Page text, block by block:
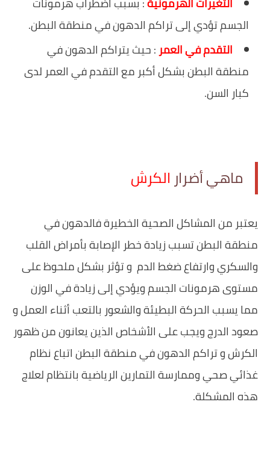
الجسم تؤدي إلى تراكم الدهون في منطقة البطن.
التقدم في العمر: حيث يتراكم الدهون في
منطقة البطن بشكل أكبر مع التقدم في العمر لدى
كبار السن.
ماهي أضرارالكرش
يعتبر من المشاكل الصحية الخطيرة فالدهون في
منطقة البطن تسبب زيادة خطر الإصابة بأمراض القلب
والسكري وارتفاع ضغط الدم و تؤثر بشكل ملحوظ على
مستوى هرمونات الجسم ويؤدي إلى زيادة في الوزن
مما يسبب الحركة البطيئة والشعور بالتعب أثناء العمل و
صعود الدرج ويجب على الأشخاص الذين يعانون من ظهور
الكرش و تراكم الدهون في منطقة البطن اتباع نظام
غذائي صحي وممارسة التمارين الرياضية بانتظام لعلاج
هذه المشكلة.